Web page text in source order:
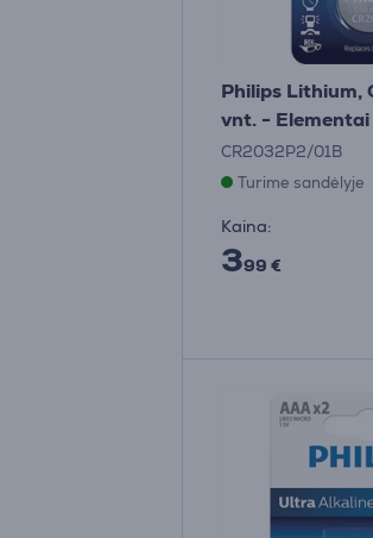
Philips Lithium,
vnt. - Elementai
CR2032P2/01B
Turime sandėlyje
Kaina:
399 €